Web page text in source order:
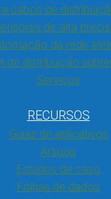
cabos de
de alta
da rede
de distribuição
Serviços
RECURSOS
Guias de aplicativos
Artigos
Estudos de caso
Folhas de dados